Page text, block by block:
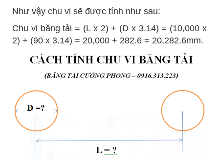
Như vậy chu vi sẽ được tính như sau:
Chu vi băng tải = (L x 2) + (D x 3.14) = (10,000 x
2) + (90 x 3.14) = 20,000 + 282.6 = 20,282.6mm.